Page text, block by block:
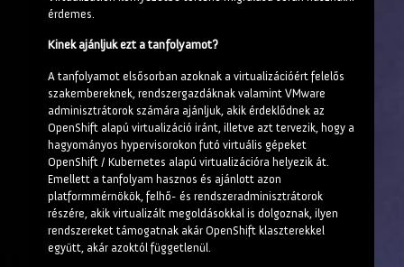
érdemes.
Kinek ajánljuk ezt a tanfolyamot?
A tanfolyamot elsősorban azoknak a virtualizációért felelős
szakembereknek, rendszergazdáknak valamint VMware
adminisztrátorok számára ajánljuk, akik érdeklődnek az
OpenShift alapú virtualizáció iránt, illetve azt tervezik, hogy a
hagyományos hypervisorokon futó virtuális gépeket
OpenShift / Kubernetes alapú virtualizációra helyezik át.
Emellett a tanfolyam hasznos és ajánlott azon
platformmérnökök, felhő- és rendszeradminisztrátorok
részére, akik virtualizált megoldásokkal is dolgoznak, ilyen
rendszereket támogatnak akár OpenShift klaszterekkel
együtt, akár azoktól függetlenül.